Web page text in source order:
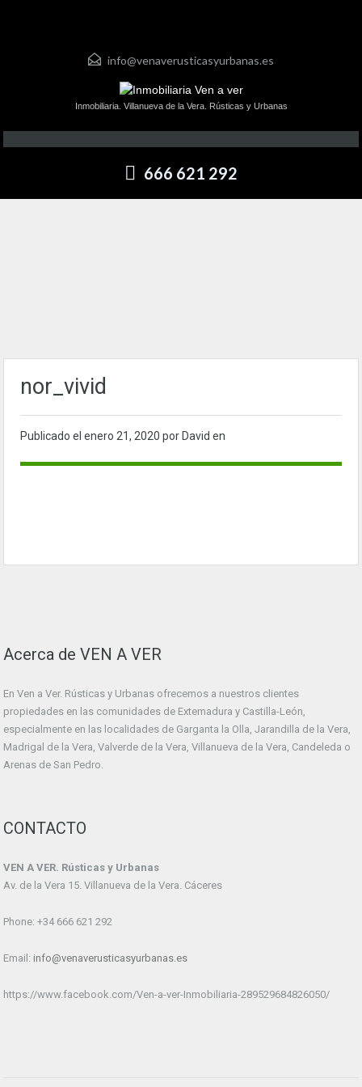
info@venaverusticasyurbanas.es
Inmobiliaria. Villanueva de la Vera. Rústicas y Urbanas
666 621 292
nor_vivid
Publicado el enero 21, 2020 por David en
Acerca de VEN A VER
En Ven a Ver. Rústicas y Urbanas ofrecemos a nuestros clientes
propiedades en las comunidades de Extemadura y Castilla-León,
especialmente en las localidades de Garganta la Olla, Jarandilla de la Vera,
Madrigal de la Vera, Valverde de la Vera, Villanueva de la Vera, Candeleda o
Arenas de San Pedro.
CONTACTO
VEN A VER. Rústicas y Urbanas
Av. de la Vera 15. Villanueva de la Vera. Cáceres
Phone: +34 666 621 292
Email: info@venaverusticasyurbanas.es
https://www.facebook.com/Ven-a-ver-Inmobiliaria-289529684826050/